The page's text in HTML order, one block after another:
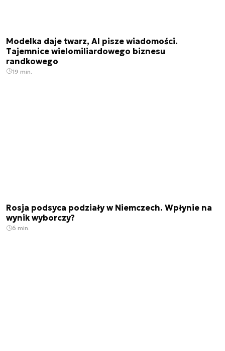
Modelka daje twarz, AI pisze wiadomości.
Tajemnice wielomiliardowego biznesu
randkowego
19 min.
Rosja podsyca podziały w Niemczech. Wpłynie na
wynik wyborczy?
6 min.